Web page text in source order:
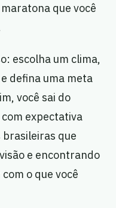
que você
escolha um clima,
defina uma meta
você sai do
expectativa
que
e encontrando
o que você